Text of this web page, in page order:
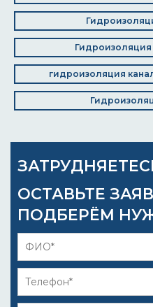
гидроизоляция
ОСТАВЬТЕ
ПОДБЕРЁМ